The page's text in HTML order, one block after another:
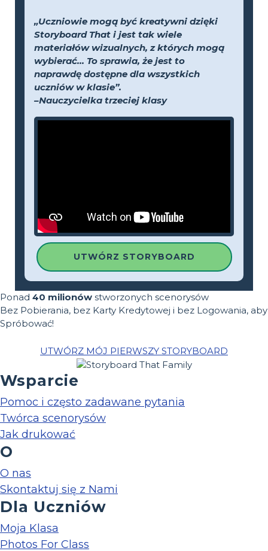
„Uczniowie mogą być kreatywni dzięki
Storyboard That i jest tak wiele
materiałów wizualnych, z których mogą
wybierać... To sprawia, że jest to
naprawdę dostępne dla wszystkich
uczniów w klasie”.
–Nauczycielka trzeciej klasy
UTWÓRZ STORYBOARD
Ponad 40 milionów stworzonych scenorysów
Bez Pobierania, bez Karty Kredytowej i bez Logowania, aby
Spróbować!
UTWÓRZ MÓJ PIERWSZY STORYBOARD
Wsparcie
Pomoc i często zadawane pytania
Twórca scenorysów
Jak drukować
O
O nas
Skontaktuj się z Nami
Dla Uczniów
Moja Klasa
Photos For Class